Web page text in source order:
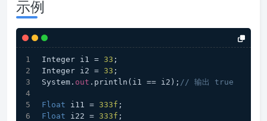
示例
Integer i1 = 33 ;
Integer i2 = 33 ;
System. out .println(i1 == i2); // 输出 true
Float i11 = 333f ;
Float i22 = 333f ;